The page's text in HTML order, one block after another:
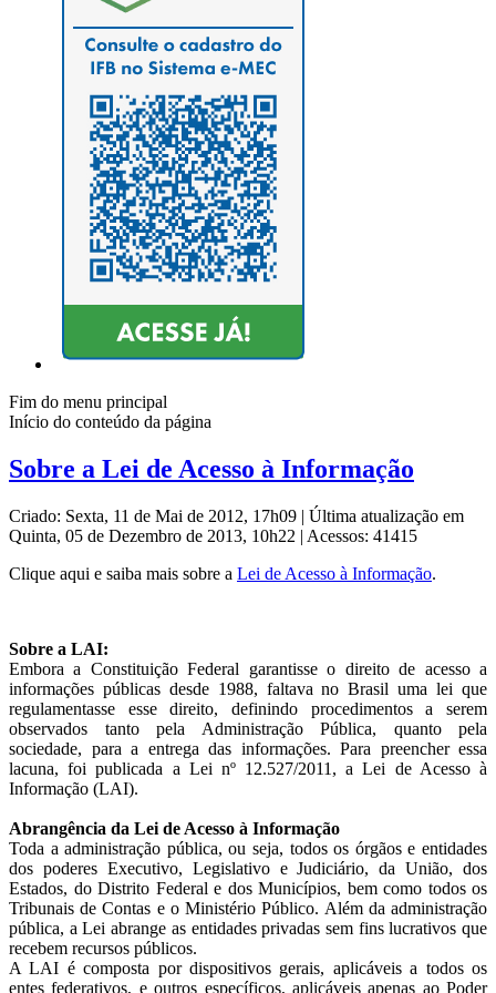
Fim do menu principal
Início do conteúdo da página
Sobre a Lei de Acesso à Informação
Criado: Sexta, 11 de Mai de 2012, 17h09 | Última atualização em
Quinta, 05 de Dezembro de 2013, 10h22 | Acessos: 41415
Clique aqui e saiba mais sobre a Lei de Acesso à Informação.
Sobre a LAI:
Embora a Constituição Federal garantisse o direito de acesso a
informações públicas desde 1988, faltava no Brasil uma lei que
regulamentasse esse direito, definindo procedimentos a serem
observados tanto pela Administração Pública, quanto pela
sociedade, para a entrega das informações. Para preencher essa
lacuna, foi publicada a Lei nº 12.527/2011, a Lei de Acesso à
Informação (LAI).
Abrangência da Lei de Acesso à Informação
Toda a administração pública, ou seja, todos os órgãos e entidades
dos poderes Executivo, Legislativo e Judiciário, da União, dos
Estados, do Distrito Federal e dos Municípios, bem como todos os
Tribunais de Contas e o Ministério Público. Além da administração
pública, a Lei abrange as entidades privadas sem fins lucrativos que
recebem recursos públicos.
A LAI é composta por dispositivos gerais, aplicáveis a todos os
entes federativos, e outros específicos, aplicáveis apenas ao Poder